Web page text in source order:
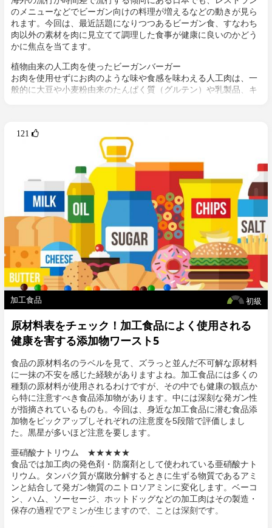
のメニューなどでビーガン向けの料理が増えるなどの動きが見ら
れます。今回は、最近話題になりつつあるビーガン食、すなわち
肉以外の素材を肉に見立てて調理した食事が健康に良いのかどう
かに焦点を当てます。
植物由来の人工肉を使ったビーガンバーガー
お肉を使用せずにお肉のような味や食感を味わえる人工肉は、一
般的に大豆や小麦粉由来のたんぱく質（グルテン）や乳製品、キ
イモスという大豆ベースのハンバーガーを販売しています。とは
いえ、例えばソイモスの場合だと、原材料に
卵、乳、小麦、大豆、牛、鶏肉
121 
初級
加工食品
原材料表をチェック！加工食品によく使用される
健康を害する添加物ワースト5
食品の原材料名のラベルを見て、ズラっと並んだ不可解な原材料
に一抹の不安を感じた経験がありますよね。加工食品には多くの
種類の原材料が使用されるわけですが、その中でも健康の観点か
ら特に注意すべき食品添加物があります。中には深刻な発ガン性
が指摘されているものも。今回は、身近な加工食品に潜む食品添
加物をピックアップしそれぞれの注意度を5段階で評価しまし
た。黒星が多いほど注意を要します。
亜硝酸ナトリウム ★★★★★
食品では加工肉の発色剤・防腐剤として使われている亜硝酸ナト
リウム。タンパク質が腐敗分解するときに生ずる物質であるアミ
ンと結合して発ガン物質のニトロソアミンに変化します。ベーコ
ン、ハム、ソーセージ、ホットドッグなどの加工肉はその製造・
保存の過程でアミンが生じますので、ことは深刻です。